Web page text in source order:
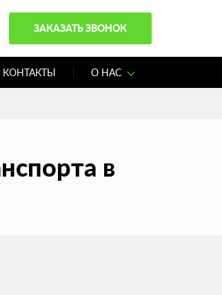
ЗАКАЗАТЬ ЗВОНОК
КОНТАКТЫ О НАС
в